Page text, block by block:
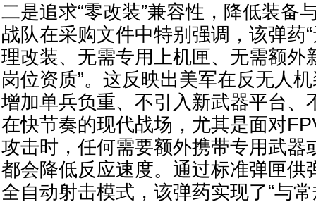
二是追求“零改装”兼容性，降低装备
战队在采购文件中特别强调，该弹药
理改装、无需专用上机匣、无需额外
岗位资质”。这反映出美军在反无人
增加单兵负重、不引入新武器平台、
在快节奏的现代战场，尤其是面对
攻击时，任何需要额外携带专用武器
都会降低反应速度。通过标准弹匣供
全自动射击模式，该弹药实现了“与